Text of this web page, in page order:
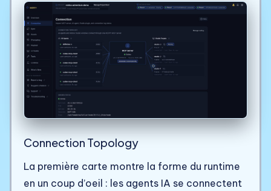
Connection Topology
La première carte montre la forme du runtime
en un coup d’oeil : les agents IA se connectent